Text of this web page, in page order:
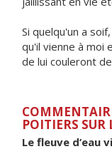
Si quelqu'un a
qu'il vienne à moi
de lui couleront
POITIERS SUR
Le fleuve d’eau